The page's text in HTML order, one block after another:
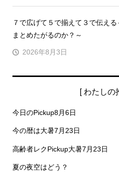
７で広げて５で揃えて３で伝え
まとめたがるのか？～
2026年8月3日
[ わたしの
今日のPickup8月6日
今の暦は大暑7月23日
高齢者レクPickup大暑7月23日
夏の夜空はどう？